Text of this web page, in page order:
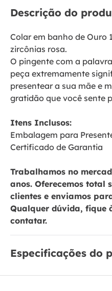
Descrição do
Colar em banho de Ouro
zircônias rosa.
O pingente com a
peça extremamente
presentear a sua mãe e
gratidão que você sente
Itens Inclusos:
Embalagem para
Certificado de Garantia
Trabalhamos no
anos. Oferecemos total
clientes e enviamos
Qualquer dúvida, fique
contatar.
Especificações do